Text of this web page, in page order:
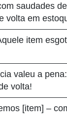
saudades
volta em
item
valeu a
volta!
[item] –